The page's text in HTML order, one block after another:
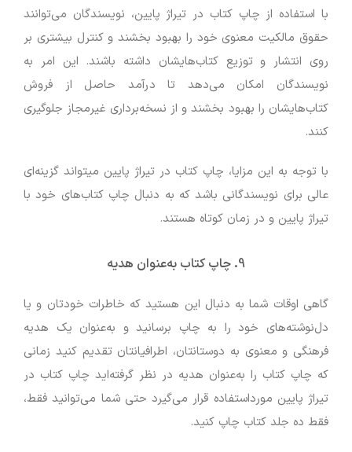
با استفاده از چاپ کتاب در تیراژ پایین، نویسندگان می‌توانند
حقوق مالکیت معنوی خود را بهبود بخشند و کنترل بیشتری بر
روی انتشار و توزیع کتاب‌هایشان داشته باشند. این امر به
نویسندگان امکان می‌دهد تا درآمد حاصل از فروش
کتاب‌هایشان را بهبود بخشند و از نسخه‌برداری غیرمجاز جلوگیری
کنند.
با توجه به این مزایا، چاپ کتاب در تیراژ پایین میتواند گزینه‌ای
عالی برای نویسندگانی باشد که به دنبال چاپ کتاب‌های خود با
تیراژ پایین و در زمان کوتاه هستند.
9. چاپ کتاب به‌عنوان هدیه
گاهی اوقات شما به دنبال این هستید که خاطرات خودتان و یا
دل‌نوشته‌های خود را به چاپ برسانید و به‌عنوان یک هدیه
فرهنگی و معنوی به دوستانتان، اطرافیانتان تقدیم کنید زمانی
که چاپ کتاب را به‌عنوان هدیه در نظر گرفته‌اید چاپ کتاب در
تیراژ پایین مورداستفاده قرار می‌گیرد حتی شما می‌توانید فقط،
فقط ده جلد کتاب چاپ کنید.